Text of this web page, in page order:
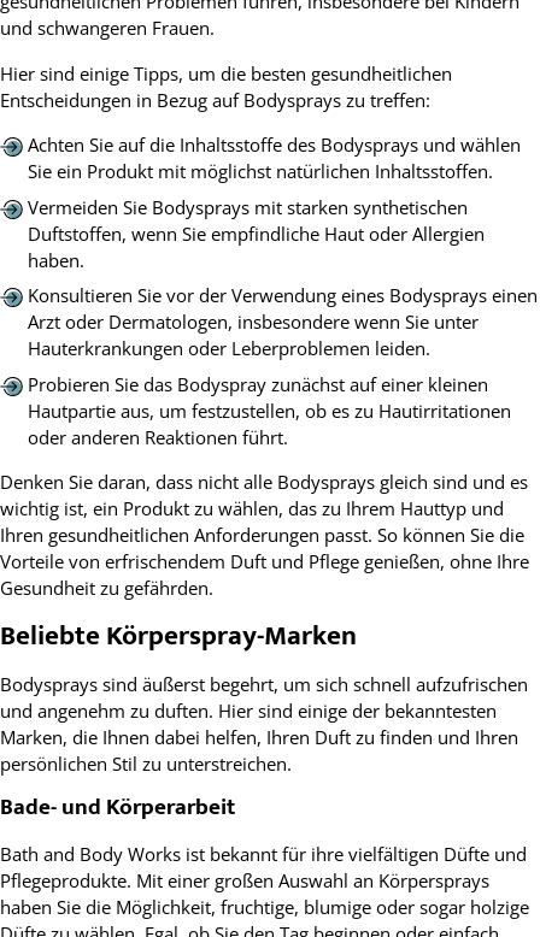
und schwangeren Frauen.
Hier sind einige Tipps, um die besten gesundheitlichen
Entscheidungen in Bezug auf Bodysprays zu treffen:
Achten Sie auf die Inhaltsstoffe des Bodysprays und wählen
Sie ein Produkt mit möglichst natürlichen Inhaltsstoffen.
Vermeiden Sie Bodysprays mit starken synthetischen
Duftstoffen, wenn Sie empfindliche Haut oder Allergien
haben.
Konsultieren Sie vor der Verwendung eines Bodysprays einen
Arzt oder Dermatologen, insbesondere wenn Sie unter
Hauterkrankungen oder Leberproblemen leiden.
Probieren Sie das Bodyspray zunächst auf einer kleinen
Hautpartie aus, um festzustellen, ob es zu Hautirritationen
oder anderen Reaktionen führt.
Denken Sie daran, dass nicht alle Bodysprays gleich sind und es
wichtig ist, ein Produkt zu wählen, das zu Ihrem Hauttyp und
Ihren gesundheitlichen Anforderungen passt. So können Sie die
Vorteile von erfrischendem Duft und Pflege genießen, ohne Ihre
Gesundheit zu gefährden.
Beliebte Körperspray-Marken
Bodysprays sind äußerst begehrt, um sich schnell aufzufrischen
und angenehm zu duften. Hier sind einige der bekanntesten
Marken, die Ihnen dabei helfen, Ihren Duft zu finden und Ihren
persönlichen Stil zu unterstreichen.
Bade- und Körperarbeit
Bath and Body Works ist bekannt für ihre vielfältigen Düfte und
Pflegeprodukte. Mit einer großen Auswahl an Körpersprays
haben Sie die Möglichkeit, fruchtige, blumige oder sogar holzige